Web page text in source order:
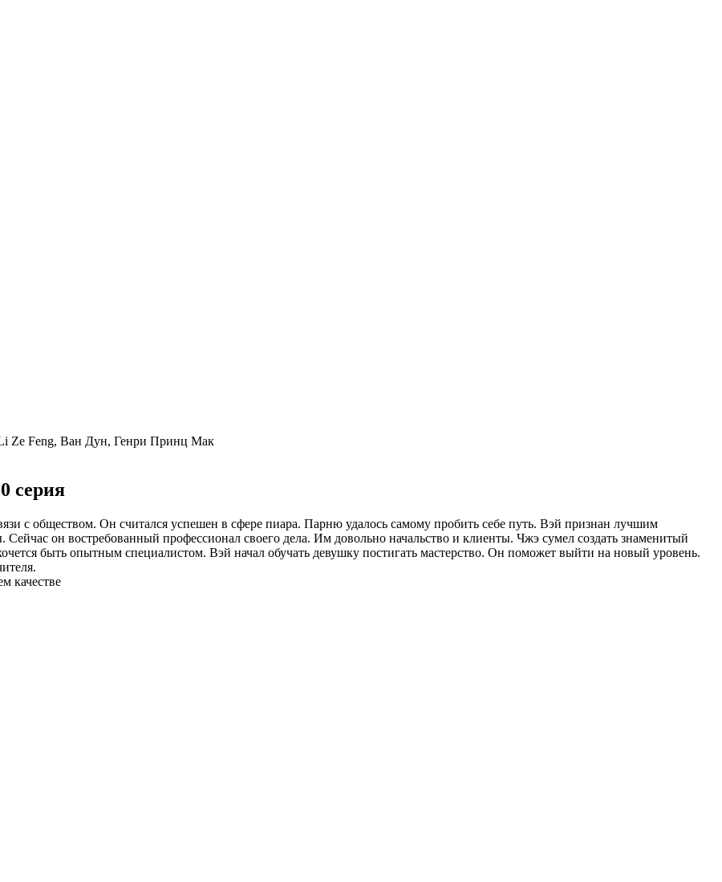
Ze Feng, Ван Дун, Генри Принц Мак
серия
с обществом. Он считался успешен в сфере пиара. Парню удалось самому пробить себе путь. Вэй признан лучшим
он востребованный профессионал своего дела. Им довольно начальство и клиенты. Чжэ сумел создать знаменитый
быть опытным специалистом. Вэй начал обучать девушку постигать мастерство. Он поможет выйти на новый уровень.
качестве